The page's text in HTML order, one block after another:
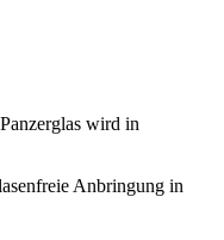
wird in
Anbringung in